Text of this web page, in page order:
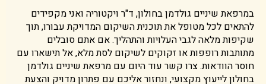
במרפאת שיניים גולדמן בחולון, ד"ר ויקטוריה ואני מקפידים
להתאים לכל מטופל את תוכנית השיקום המדויקת עבורו, תוך
שקיפות מלאה לגבי העלויות והתהליך. אם אתם סובלים
מתותבות רופפות או זקוקים לשיקום לסת מלא, אל תישארו עם
חוסר הוודאות. צרו קשר עוד היום עם מרפאת שיניים גולדמן
בחולון לייעוץ מקצועי, ונחזור אליכם עם פתרון מדויק והצעת